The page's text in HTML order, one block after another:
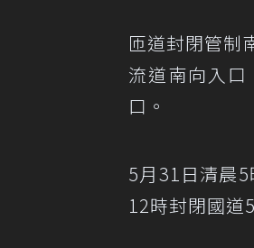
匝道封閉管制
流道南向入
口。
5月31日清晨
12時封閉國道